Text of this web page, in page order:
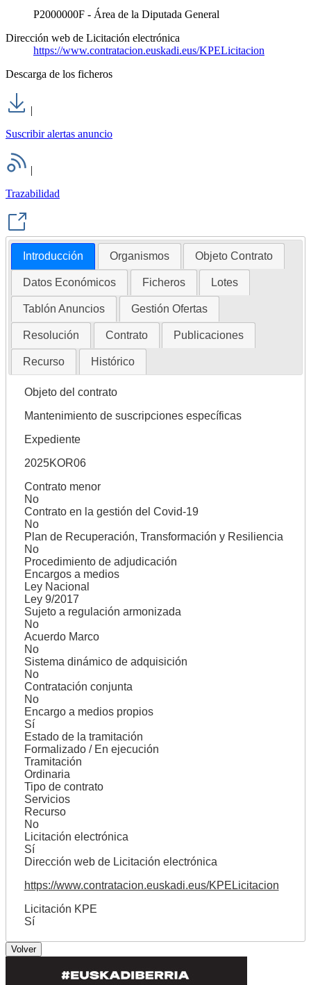
P2000000F - Área de la Diputada General
Dirección web de Licitación electrónica
https://www.contratacion.euskadi.eus/KPELicitacion
Descarga de los ficheros
|
Suscribir alertas anuncio
|
Trazabilidad
Introducción Organismos Objeto Contrato
Datos Económicos Ficheros Lotes
Tablón Anuncios Gestión Ofertas
Resolución Contrato Publicaciones
Recurso Histórico
Objeto del contrato
Mantenimiento de suscripciones específicas
Expediente
2025KOR06
Contrato menor
No
Contrato en la gestión del Covid-19
No
Plan de Recuperación, Transformación y Resiliencia
No
Procedimiento de adjudicación
Encargos a medios
Ley Nacional
Ley 9/2017
Sujeto a regulación armonizada
No
Acuerdo Marco
No
Sistema dinámico de adquisición
No
Contratación conjunta
No
Encargo a medios propios
Sí
Estado de la tramitación
Formalizado / En ejecución
Tramitación
Ordinaria
Tipo de contrato
Servicios
Recurso
No
Licitación electrónica
Sí
Dirección web de Licitación electrónica
https://www.contratacion.euskadi.eus/KPELicitacion
Licitación KPE
Sí